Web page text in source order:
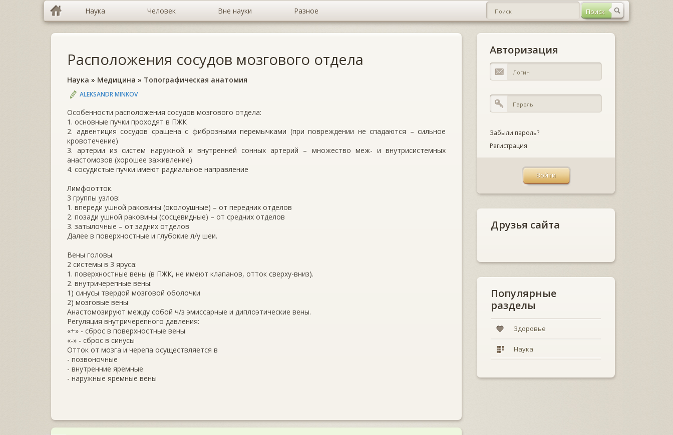
Наука Человек Вне науки Разное
Расположения сосудов мозгового отдела
Наука » Медицина » Топографическая анатомия
ALEKSANDR MINKOV
Особенности расположения сосудов мозгового отдела:
1. основные пучки проходят в ПЖК
2. адвентиция сосудов сращена с фиброзными перемычками (при повреждении не спадаются – сильное
кровотечение)
3. артерии из систем наружной и внутренней сонных артерий – множество меж- и внутрисистемных
анастомозов (хорошее заживление)
4. сосудистые пучки имеют радиальное направление
Лимфоотток.
3 группы узлов:
1. впереди ушной раковины (околоушные) – от передних отделов
2. позади ушной раковины (сосцевидные) – от средних отделов
3. затылочные – от задних отделов
Далее в поверхностные и глубокие л/у шеи.
Вены головы.
2 системы в 3 яруса:
1. поверхностные вены (в ПЖК, не имеют клапанов, отток сверху-вниз).
2. внутричерепные вены:
1) синусы твердой мозговой оболочки
2) мозговые вены
Анастомозируют между собой ч/з эмиссарные и диплоэтические вены.
Регуляция внутричерепного давления:
«+» - сброс в поверхностные вены
«-» - сброс в синусы
Отток от мозга и черепа осуществляется в
- позвоночные
- внутренние яремные
- наружные яремные вены
Авторизация
Забыли пароль?
Регистрация
Друзья сайта
Популярные
разделы
Здоровье
Наука